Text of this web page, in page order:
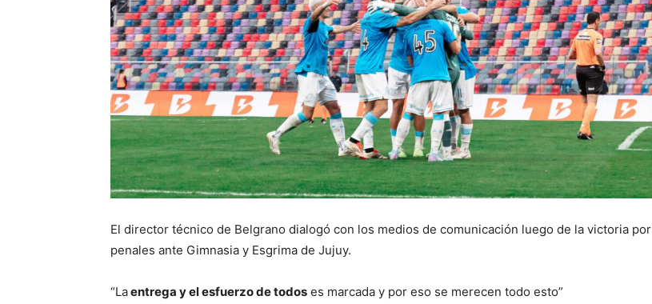
El director técnico de Belgrano dialogó con los medios de comunicación luego de la victoria por
penales ante Gimnasia y Esgrima de Jujuy.
“Laentrega y el esfuerzo de todos es marcada y por eso se merecen todo esto”